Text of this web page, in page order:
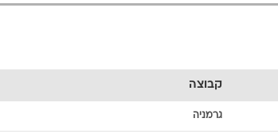
קבוצה
גרמניה